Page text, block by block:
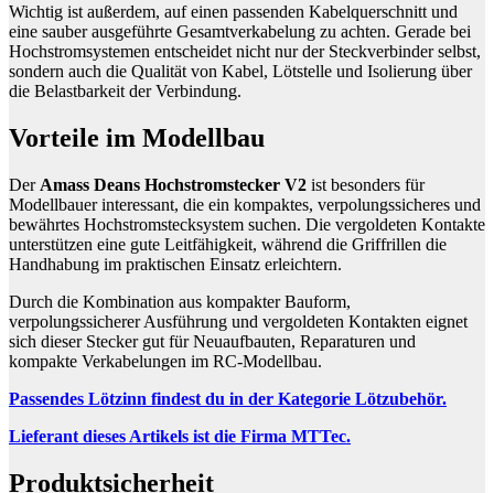
Wichtig ist außerdem, auf einen passenden Kabelquerschnitt und
eine sauber ausgeführte Gesamtverkabelung zu achten. Gerade bei
Hochstromsystemen entscheidet nicht nur der Steckverbinder selbst,
sondern auch die Qualität von Kabel, Lötstelle und Isolierung über
die Belastbarkeit der Verbindung.
Vorteile im Modellbau
Der Amass Deans Hochstromstecker V2 ist besonders für
Modellbauer interessant, die ein kompaktes, verpolungssicheres und
bewährtes Hochstromstecksystem suchen. Die vergoldeten Kontakte
unterstützen eine gute Leitfähigkeit, während die Griffrillen die
Handhabung im praktischen Einsatz erleichtern.
Durch die Kombination aus kompakter Bauform,
verpolungssicherer Ausführung und vergoldeten Kontakten eignet
sich dieser Stecker gut für Neuaufbauten, Reparaturen und
kompakte Verkabelungen im RC-Modellbau.
Passendes Lötzinn findest du in der Kategorie Lötzubehör.
Lieferant dieses Artikels ist die Firma MTTec.
Produktsicherheit